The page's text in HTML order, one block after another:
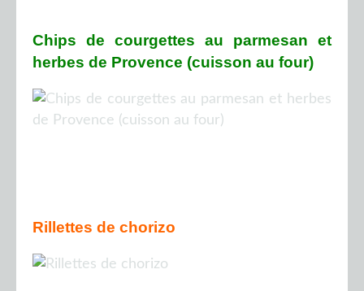
Chips de courgettes au parmesan et
herbes de Provence (cuisson au four)
Rillettes de chorizo